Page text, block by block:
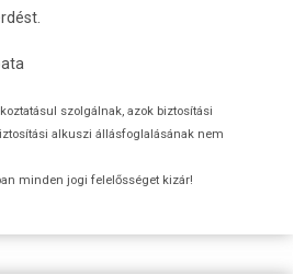
szolgálnak, azok biztosítási
alkuszi állásfoglalásának nem
minden jogi felelősséget kizár!